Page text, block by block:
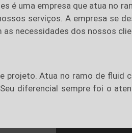
é uma empresa que atua
serviços. A empresa se
necessidades dos nossos
projeto. Atua no ramo de
diferencial sempre foi o